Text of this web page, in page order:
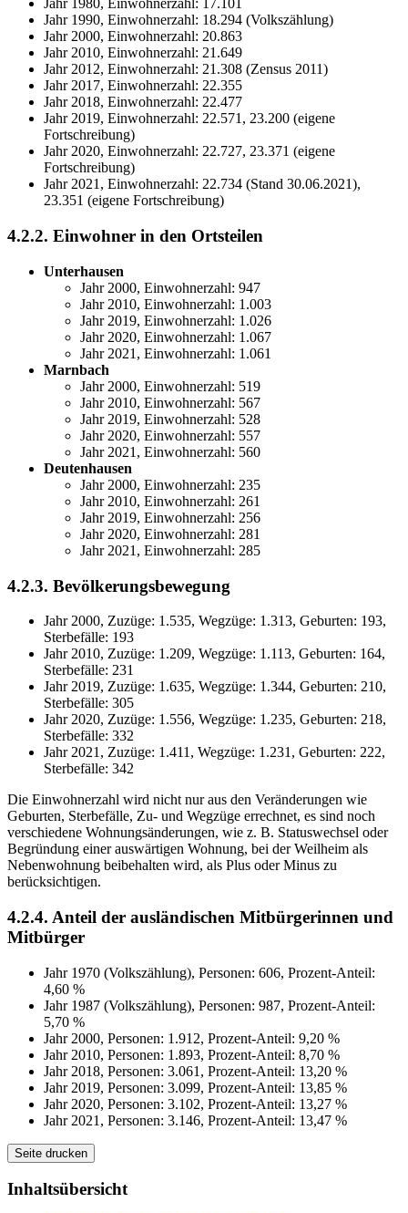
Jahr 1980, Einwohnerzahl: 17.101
Jahr 1990, Einwohnerzahl: 18.294 (Volkszählung)
Jahr 2000, Einwohnerzahl: 20.863
Jahr 2010, Einwohnerzahl: 21.649
Jahr 2012, Einwohnerzahl: 21.308 (Zensus 2011)
Jahr 2017, Einwohnerzahl: 22.355
Jahr 2018, Einwohnerzahl: 22.477
Jahr 2019, Einwohnerzahl: 22.571, 23.200 (eigene
Fortschreibung)
Jahr 2020, Einwohnerzahl: 22.727, 23.371 (eigene
Fortschreibung)
Jahr 2021, Einwohnerzahl: 22.734 (Stand 30.06.2021),
23.351 (eigene Fortschreibung)
4.2.2. Einwohner in den Ortsteilen
Unterhausen
Jahr 2000, Einwohnerzahl: 947
Jahr 2010, Einwohnerzahl: 1.003
Jahr 2019, Einwohnerzahl: 1.026
Jahr 2020, Einwohnerzahl: 1.067
Jahr 2021, Einwohnerzahl: 1.061
Marnbach
Jahr 2000, Einwohnerzahl: 519
Jahr 2010, Einwohnerzahl: 567
Jahr 2019, Einwohnerzahl: 528
Jahr 2020, Einwohnerzahl: 557
Jahr 2021, Einwohnerzahl: 560
Deutenhausen
Jahr 2000, Einwohnerzahl: 235
Jahr 2010, Einwohnerzahl: 261
Jahr 2019, Einwohnerzahl: 256
Jahr 2020, Einwohnerzahl: 281
Jahr 2021, Einwohnerzahl: 285
4.2.3. Bevölkerungsbewegung
Jahr 2000, Zuzüge: 1.535, Wegzüge: 1.313, Geburten: 193,
Sterbefälle: 193
Jahr 2010, Zuzüge: 1.209, Wegzüge: 1.113, Geburten: 164,
Sterbefälle: 231
Jahr 2019, Zuzüge: 1.635, Wegzüge: 1.344, Geburten: 210,
Sterbefälle: 305
Jahr 2020, Zuzüge: 1.556, Wegzüge: 1.235, Geburten: 218,
Sterbefälle: 332
Jahr 2021, Zuzüge: 1.411, Wegzüge: 1.231, Geburten: 222,
Sterbefälle: 342
Die Einwohnerzahl wird nicht nur aus den Veränderungen wie
Geburten, Sterbefälle, Zu- und Wegzüge errechnet, es sind noch
verschiedene Wohnungsänderungen, wie z. B. Statuswechsel oder
Begründung einer auswärtigen Wohnung, bei der Weilheim als
Nebenwohnung beibehalten wird, als Plus oder Minus zu
berücksichtigen.
4.2.4. Anteil der ausländischen Mitbürgerinnen und
Mitbürger
Jahr 1970 (Volkszählung), Personen: 606, Prozent-Anteil:
4,60 %
Jahr 1987 (Volkszählung), Personen: 987, Prozent-Anteil:
5,70 %
Jahr 2000, Personen: 1.912, Prozent-Anteil: 9,20 %
Jahr 2010, Personen: 1.893, Prozent-Anteil: 8,70 %
Jahr 2018, Personen: 3.061, Prozent-Anteil: 13,20 %
Jahr 2019, Personen: 3.099, Prozent-Anteil: 13,85 %
Jahr 2020, Personen: 3.102, Prozent-Anteil: 13,27 %
Jahr 2021, Personen: 3.146, Prozent-Anteil: 13,47 %
Seite drucken
Inhaltsübersicht